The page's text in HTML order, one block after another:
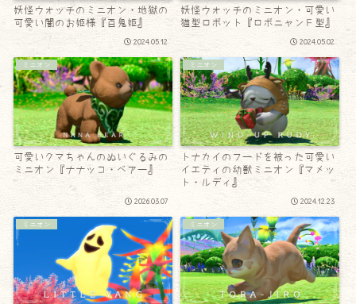
妖怪ウォッチのミニオン・地獄の
可愛い闇のお姫様『百鬼姫』
2024.05.12
妖怪ウォッチのミニオン・可愛い
猫型ロボット『ロボニャンＦ型』
2024.05.02
ミニオン
可愛いクマちゃんのぬいぐるみの
ミニオン『ナナッコ・ベアー』
2026.03.07
ミニオン
トナカイのフードを被った可愛い
イエティの幼獣ミニオン『マメッ
ト・ルディ』
2024.12.23
ミニオン ミニオン